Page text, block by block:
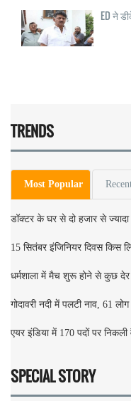
ED ने
TRENDS
Most Popular
डॉक्टर के घर से दो हजार से
15 सितंबर इंजिनियर दिवस किस
धर्मशाला में मैच शुरू होने से कुछ देर
गोदावरी नदी में पलटी नाव, 61
एयर इंडिया में 170 पदों पर
SPECIAL STORY